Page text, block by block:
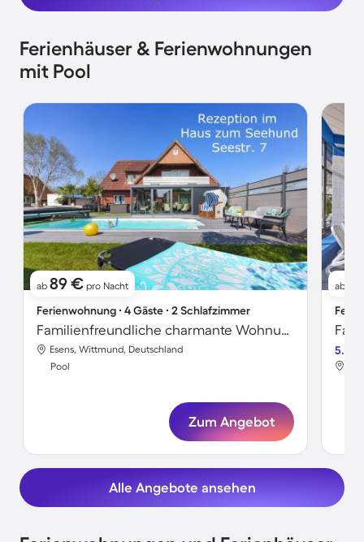
Ferienhäuser & Ferienwohnungen
mit Pool
ab 89 € pro Nacht
Ferienwohnung ∙ 4 Gäste ∙ 2 Schlafzimmer
Familienfreundliche charmante Wohnung mit Terrasse, Garten und Pool | Ideal für Homeoffice
Esens, Wittmund, Deutschland
Pool
Zum Angebot
ab
5.0
Alle Angebote ansehen